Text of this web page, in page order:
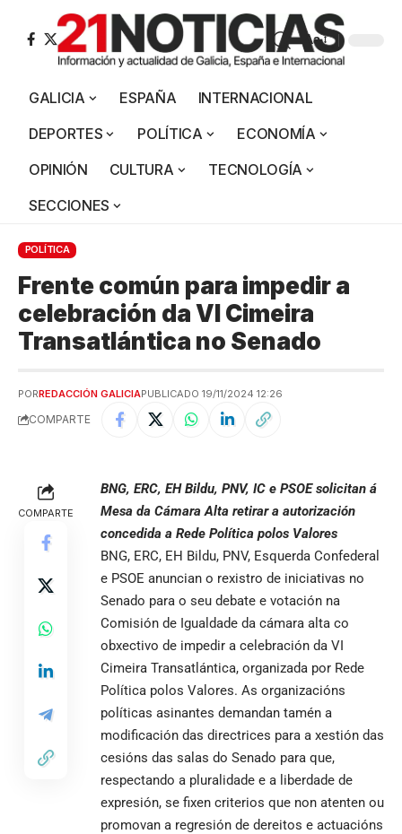
Aa
GALICIA ESPAÑA
INTERNACIONAL
DEPORTES
POLÍTICA
ECONOMÍA
OPINIÓN
CULTURA
TECNOLOGÍA
SECCIONES
POLÍTICA
Frente común para impedir a
celebración da VI Cimeira
Transatlántica no Senado
PORREDACCIÓN GALICIAPUBLICADO 19/11/2024 12:26
COMPARTE
COMPARTE
BNG, ERC, EH Bildu, PNV, IC e PSOE solicitan á
Mesa da Cámara Alta retirar a autorización
concedida a Rede Política polos Valores
BNG, ERC, EH Bildu, PNV, Esquerda Confederal
e PSOE anuncian o rexistro de iniciativas no
Senado para o seu debate e votación na
Comisión de Igualdade da cámara alta co
obxectivo de impedir a celebración da VI
Cimeira Transatlántica, organizada por Rede
Política polos Valores. As organizacións
políticas asinantes demandan tamén a
modificación das directrices para a xestión das
cesións das salas do Senado para que,
respectando a pluralidade e a liberdade de
expresión, se fixen criterios que non atenten ou
promovan a regresión de dereitos e actuacións